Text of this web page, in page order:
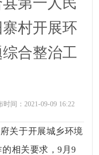
村开展环
合整治工
间： 2021-09-09 16:22
关于开展城乡环境
相关要求，9月9